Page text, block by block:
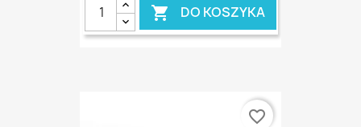
 DO KOSZYKA
favorite_border